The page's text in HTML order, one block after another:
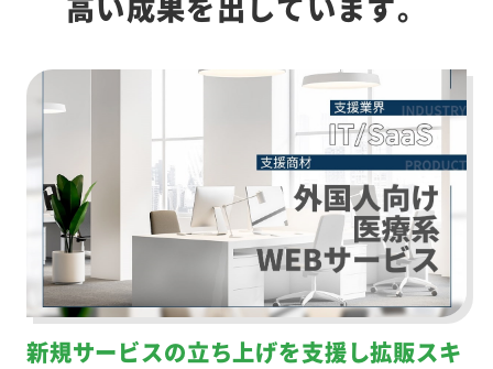
高い成果を出しています。
新規サービスの立ち上げを支援し拡販スキ